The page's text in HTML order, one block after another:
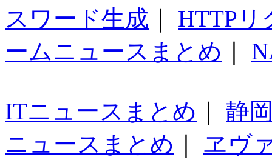
スワード生成
HTTPリ
ームニュースまとめ
ITニュースまとめ
静
ニュースまとめ
ヱヴ